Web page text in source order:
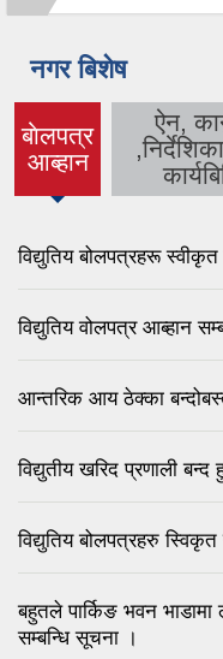
नगर बिशेष
बाेलपत्र
आब्हान
(active
ऐन,
विद्युतिय बोलपत्रहरू
विद्युतिय वोलपत्र आब्हान
आन्तरिक आय ठेक्का
विद्युतीय खरिद प्रणाली
विद्युतिय बोलपत्रहरु
बहुतले पार्किङ भवन भाडामा
सम्बन्धि सूचना ।